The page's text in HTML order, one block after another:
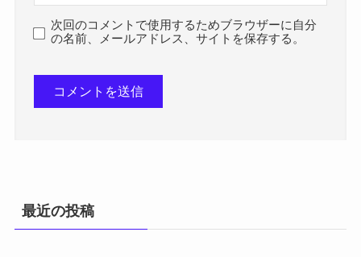
次回のコメントで使用するためブラウザーに自分
の名前、メールアドレス、サイトを保存する。
最近の投稿